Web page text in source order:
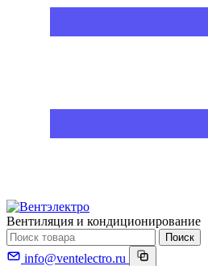
Вентиляция и кондиционирование
Поиск
info@ventelectro.ru